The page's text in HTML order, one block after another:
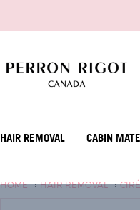
HAIR REMOVAL CABIN
HOME HAIR REMOVAL